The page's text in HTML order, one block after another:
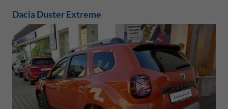
Dacia Duster Extreme